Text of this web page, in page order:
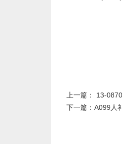
上一篇： 13-
下一篇： A099人